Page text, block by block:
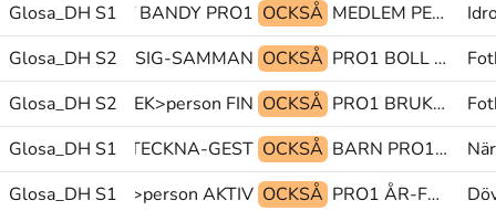
Glosa_DH S1
BANDY PRO1 OCKSÅ MEDLEM PEK VÄNERSBORG@en
Glosa_DH S2
KÄMPA(G) TA-SIG-SAMMAN OCKSÅ PRO1 BOLL TEKNIK
Glosa_DH S2
SPELARE PEK>person FIN OCKSÅ PRO1 BRUKA KALLAS
Glosa_DH S1PRO1 TECKNA-GEST OCKSÅ BARN PRO1 KOMMUNICERA@z
Glosa_DH S1PEK>person AKTIV OCKSÅ PRO1 ÅR-FRAMTID+TRE ÅR@b